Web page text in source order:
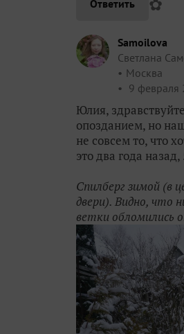
Ответить
Samoilova
Светлана
Москва
9 февраля
Юлия,
опозданием, но
не совсем то, что
это два года
Спилберг зимой (в
двери). Видно, что
ветки обломились